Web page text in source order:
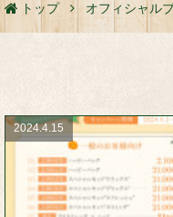
トップ オフィシャル
2024.4.15